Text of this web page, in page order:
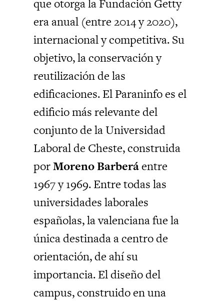
que otorga la Fundación Getty
era anual (entre 2014 y 2020),
internacional y competitiva. Su
objetivo, la conservación y
reutilización de las
edificaciones. El Paraninfo es el
edificio más relevante del
conjunto de la Universidad
Laboral de Cheste, construida
porMoreno Barberáentre
1967 y 1969. Entre todas las
universidades laborales
españolas, la valenciana fue la
única destinada a centro de
orientación, de ahí su
importancia. El diseño del
campus, construido en una